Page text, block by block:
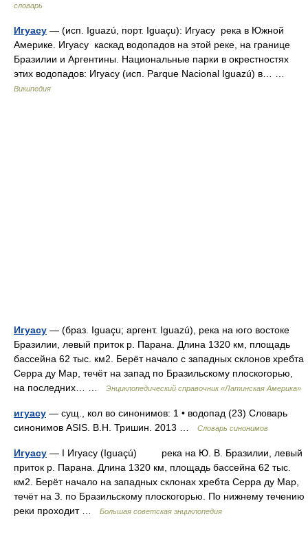
словарь
Игуасу — (исп. Iguazú, порт. Iguaçu): Игуасу река в Южной
Америке. Игуасу каскад водопадов на этой реке, на границе
Бразилии и Аргентины. Национальные парки в окрестностях
этих водопадов: Игуасу (исп. Parque Nacional Iguazú) в… …
Википедия
Игуасу — (браз. Iguaçu; аргент. Iguazú), река на юго востоке
Бразилии, левый приток р. Парана. Длина 1320 км, площадь
бассейна 62 тыс. км2. Берёт начало с западных склонов хребта
Серра ду Мар, течёт на запад по Бразильскому плоскогорью,
на последних… …
Энциклопедический справочник «Латинская Америка»
игуасу — сущ., кол во синонимов: 1 • водопад (23) Словарь
синонимов ASIS. В.Н. Тришин. 2013 …
Словарь синонимов
Игуасу — I Игуасу (Iguaçú) река на Ю. В. Бразилии, левый
приток р. Парана. Длина 1320 км, площадь бассейна 62 тыс.
км2. Берёт начало на западных склонах хребта Серра ду Мар,
течёт на З. по Бразильскому плоскогорью. По нижнему течению
реки проходит …
Большая советская энциклопедия